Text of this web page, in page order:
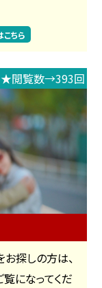
こちら
★閲覧数→393回
お探しの方は、
になってくだ